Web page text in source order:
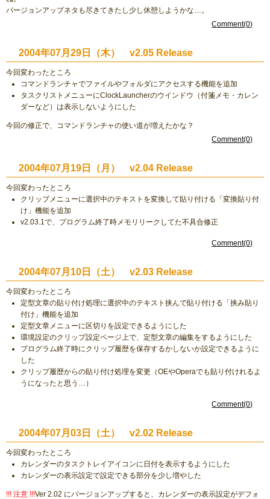
バージョンアップネタも尽きてきたし少し休憩しようかな…。
Comment(0)
2004年07月29日（木） v2.05 Release
今回変わったところ
コマンドランチャでファイルやフォルダにアクセスする機能を追加
タスクリストメニューにClockLauncherのウインドウ（付箋メモ・カレン
ダーなど）は表示しないようにした
今回の修正で、コマンドランチャの使い道が増えたかな？
Comment(0)
2004年07月19日（月） v2.04 Release
今回変わったところ
クリップメニューに選択中のテキストを変換して貼り付ける「変換貼り付
け」機能を追加
v2.03.1で、プログラム終了時メモリリークしてた不具合修正
Comment(0)
2004年07月10日（土） v2.03 Release
今回変わったところ
定型文章の貼り付け処理に選択中のテキスト挟んで貼り付ける「挟み貼り
付け」機能を追加
定型文章メニューに区切りを設定できるようにした
環境設定のクリップ設定ページ上で、定型文章の編集をするようにした
プログラム終了時にクリップ履歴を保存するかしないか設定できるように
した
クリップ履歴からの貼り付け処理を変更（OEやOperaでも貼り付けれるよ
うになったと思う…）
Comment(0)
2004年07月03日（土） v2.02 Release
今回変わったところ
カレンダーのタスクトレイアイコンに日付を表示するようにした
カレンダーの表示設定で設定できる部分を少し増やした
!!! 注意 !!!Ver 2.02 にバージョンアップすると、カレンダーの表示設定がデフォ